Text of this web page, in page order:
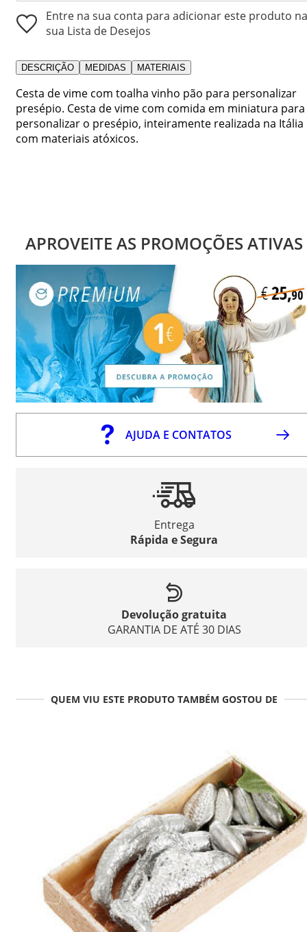
Entre na sua conta para adicionar este produto na
sua Lista de Desejos
DESCRIÇÃO MEDIDAS MATERIAIS
Cesta de vime com toalha vinho pão para personalizar
presépio. Cesta de vime com comida em miniatura para
personalizar o presépio, inteiramente realizada na Itália
com materiais atóxicos.
APROVEITE AS PROMOÇÕES ATIVAS
AJUDA E CONTATOS
Entrega
Rápida e Segura
Devolução gratuita
GARANTIA DE ATÉ 30 DIAS
QUEM VIU ESTE PRODUTO TAMBÉM GOSTOU DE